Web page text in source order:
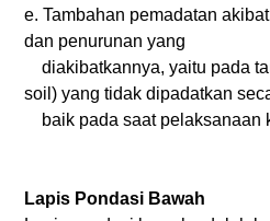
e. Tambahan pemadatan
dan penurunan yang
diakibatkannya, yaitu pada
soil) yang tidak dipadatkan
baik pada saat pelaksanaan
Lapis Pondasi Bawah